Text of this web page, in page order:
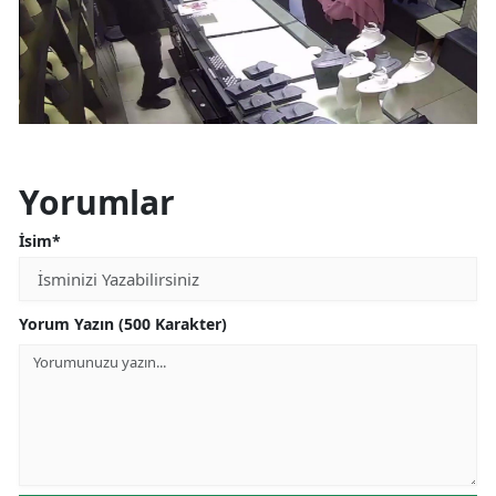
Yorumlar
İsim*
Yorum Yazın (500 Karakter)